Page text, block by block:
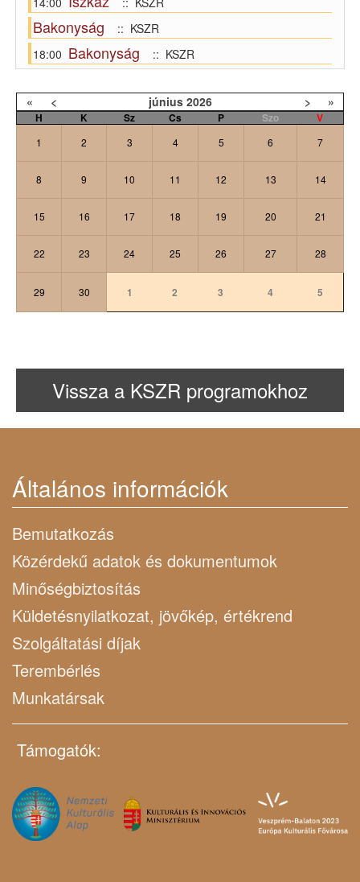
Bakonyság
:: KSZR
18:00 Bakonyság :: KSZR
« < június 2026 > »
H K Sz Cs P Szo V
1 2 3 4 5 6 7
8 9 10 11 12 13 14
15 16 17 18 19 20 21
22 23 24 25 26 27 28
29 30 1 2 3 4 5
Vissza a KSZR programokhoz
Általános információk
Bemutatkozás
Közérdekű adatok és dokumentumok
Minőségbiztosítás
Küldetésnyilatkozat, jövőkép, értékrend
Szolgáltatási díjak
Terembérlés
Munkatársak
Támogatók: